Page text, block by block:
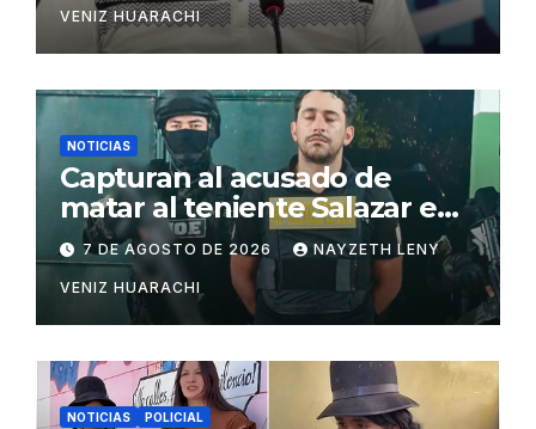
VENIZ HUARACHI
NOTICIAS
Capturan al acusado de
matar al teniente Salazar en
San Matías
7 DE AGOSTO DE 2026 NAYZETH LENY
VENIZ HUARACHI
NOTICIAS POLICIAL